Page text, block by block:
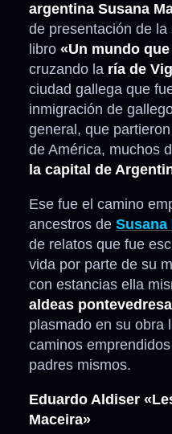
argentina Susana
de presentación de
libro «Un mundo
cruzando la ría de
ciudad gallega que
inmigración de
general, que
de América, muchos
la capital de
Ese fue el camino
ancestros de Susana
de relatos que fue
vida por parte de su
con estancias ella
aldeas
plasmado en su obra
caminos
padres mismos.
Eduardo Aldiser
Maceira»